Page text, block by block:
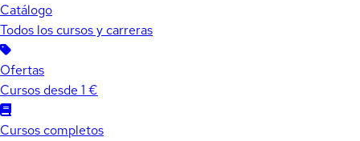
Catálogo
Todos los cursos y carreras
Ofertas
Cursos desde 1 €
Cursos completos